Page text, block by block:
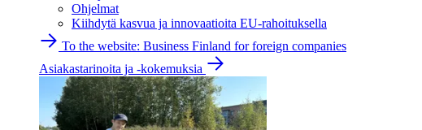
Ohjelmat
Kiihdytä kasvua ja innovaatioita EU-rahoituksella
To the website: Business Finland for foreign companies
Asiakastarinoita ja -kokemuksia